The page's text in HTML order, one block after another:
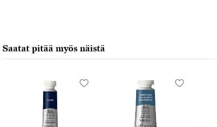
1160 Köpenhamn K, Denmark
city@stelling.dk
Valmistaja
Daniel Smith
Daniel Smith Inc
Saatat pitää myös näistä